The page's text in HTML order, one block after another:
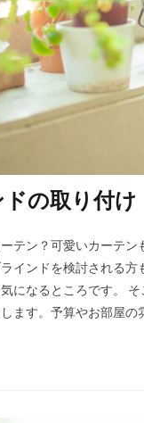
の取り付
テン？可愛いカーテ
インドを検討される
になるところです。
ます。予算やお部屋